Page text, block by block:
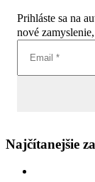
Prihláste sa na
nové
Najčítanejšie